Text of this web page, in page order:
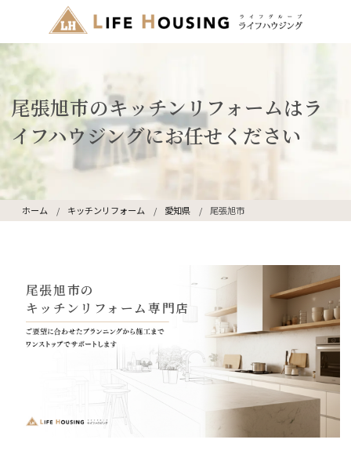
尾張旭市のキッチンリフォームはラ
イフハウジングにお任せください
ホーム キッチンリフォーム 愛知県 尾張旭市
尾張旭市の
キッチンリフォーム専門店